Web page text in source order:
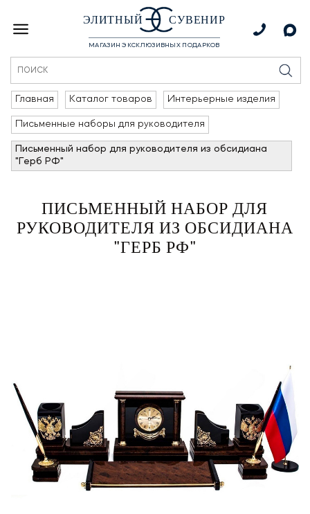
ЭЛИТНЫЙ СУВЕНИР
МАГАЗИН ЭКСКЛЮЗИВНЫХ ПОДАРКОВ
Главная Каталог товаров Интерьерные изделия
Письменные наборы для руководителя
Письменный набор для руководителя из обсидиана
"Герб РФ"
ПИСЬМЕННЫЙ НАБОР ДЛЯ
РУКОВОДИТЕЛЯ ИЗ ОБСИДИАНА
"ГЕРБ РФ"